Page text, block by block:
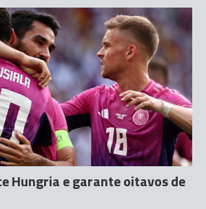
Hungria e garante oitavos de